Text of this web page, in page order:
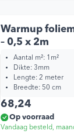
Warmup
– 0,5 x 2m
Aantal m²: 1m²
Dikte: 3mm
Lengte: 2 meter
Breedte: 50 cm
68,24
Op voorraad
Vandaag besteld,